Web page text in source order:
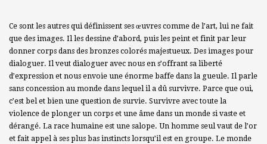
Ce sont les autres qui définissent ses œuvres comme de l’art, lui ne fait
que des images. Il les dessine d’abord, puis les peint et finit par leur
donner corps dans des bronzes colorés majestueux. Des images pour
dialoguer. Il veut dialoguer avec nous en s’offrant sa liberté
d’expression et nous envoie une énorme baffe dans la gueule. Il parle
sans concession au monde dans lequel il a dû survivre. Parce que oui,
c’est bel et bien une question de survie. Survivre avec toute la
violence de plonger un corps et une âme dans un monde si vaste et
dérangé. La race humaine est une salope. Un homme seul vaut de l’or
et fait appel à ses plus bas instincts lorsqu’il est en groupe. Le monde